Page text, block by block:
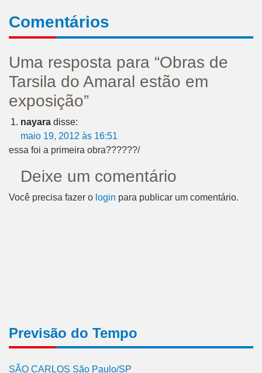
Comentários
Uma resposta para “Obras de
Tarsila do Amaral estão em
exposição”
nayara disse:
maio 19, 2012 às 16:51
essa foi a primeira obra??????/
Deixe um comentário
Você precisa fazer o login para publicar um comentário.
Previsão do Tempo
SÃO CARLOS São Paulo/SP